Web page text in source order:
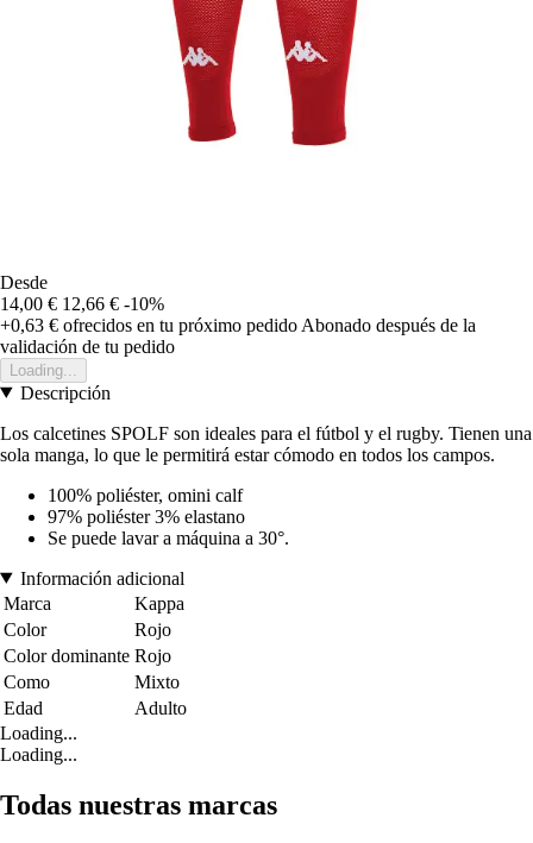
Desde
14,00 € 12,66 € -10%
+0,63 € ofrecidos en tu próximo pedido Abonado después de la
validación de tu pedido
Loading...
Descripción
Los calcetines SPOLF son ideales para el fútbol y el rugby. Tienen una
sola manga, lo que le permitirá estar cómodo en todos los campos.
100% poliéster, omini calf
97% poliéster 3% elastano
Se puede lavar a máquina a 30°.
Información adicional
Marca
Kappa
Color
Rojo
Color dominante Rojo
Como
Mixto
Edad
Adulto
Loading...
Loading...
Todas nuestras marcas